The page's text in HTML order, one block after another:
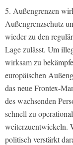
5. Außengrenzen
Außengrenzschutz
wieder zu den
Lage zulässt. Um
wirksam zu
europäischen
das neue Frontex-
des wachsenden
schnell zu
weiterzuentwickeln.
politisch verstärkt